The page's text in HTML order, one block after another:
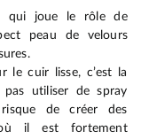
qui joue le rôle de
peau de velours
le cuir lisse, c’est la
utiliser de spray
de créer des
où il est fortement